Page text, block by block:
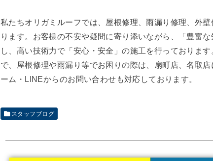
私たちオリガミルーフでは、屋根修理、雨漏り修理、外
ります。お客様の不安や疑問に寄り添いながら、「豊富
し、高い技術力で「安心・安全」の施工を行っておりま
で、屋根修理や雨漏り等でお困りの際は、扇町店、名取
ーム・LINEからのお問い合わせも対応しております。
スタッフブログ